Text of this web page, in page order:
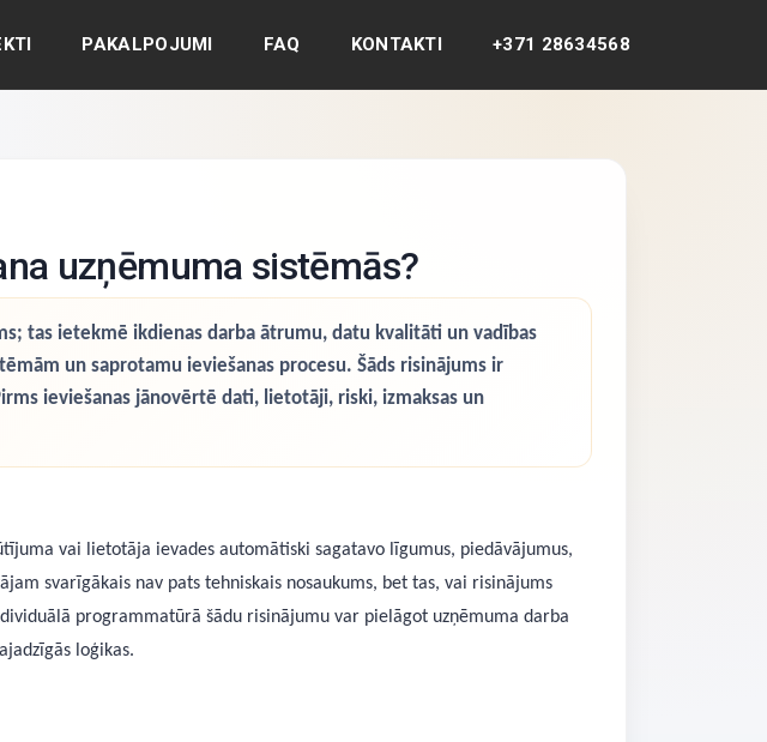
PAKALPOJUMI FAQ KONTAKTI +371 28634568
uzņēmuma sistēmās?
tas ietekmē ikdienas darba ātrumu, datu kvalitāti un vadības
un saprotamu ieviešanas procesu. Šāds risinājums ir
ieviešanas jānovērtē dati, lietotāji, riski, izmaksas un
vai lietotāja ievades automātiski sagatavo līgumus, piedāvājumus,
svarīgākais nav pats tehniskais nosaukums, bet tas, vai risinājums
programmatūrā šādu risinājumu var pielāgot uzņēmuma darba
loģikas.